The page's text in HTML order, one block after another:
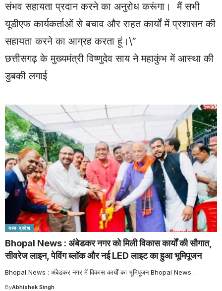
संभव सहायता प्रदान करने का अनुरोध करूंगा। मैं सभी
यूडीएफ कार्यकर्ताओं से बचाव और राहत कार्यों में प्रशासन की
सहायता करने का आग्रह करता हूं।\”
छत्तीसगढ़ के मुख्यमंत्री विष्णुदेव साय ने महाकुंभ में आस्था की
डुबकी लगाई
मध्य प्रदेश
Bhopal News : अंबेडकर नगर को मिली विकास कार्यों की सौगात,
सीवरेज लाइन, पेविंग ब्लॉक और नई LED लाइट का हुआ भूमिपूजन
Bhopal News : अंबेडकर नगर में विकास कार्यों का भूमिपूजन Bhopal News…
ByAbhishek Singh